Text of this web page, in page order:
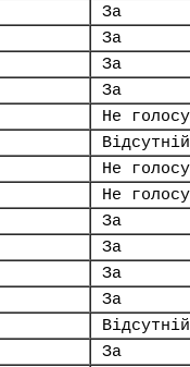
За
За
За
За
Не
Відсутній
Не
Не
За
За
За
За
Відсутній
За